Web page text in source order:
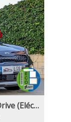
KIA NIRO 1.6 GDi Híbrido 141C Drive (Eléctrico, Gasolina) Etiqueta Eco